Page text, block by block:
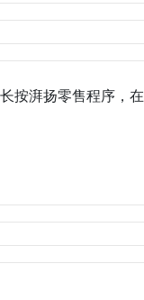
按湃扬零售程序，